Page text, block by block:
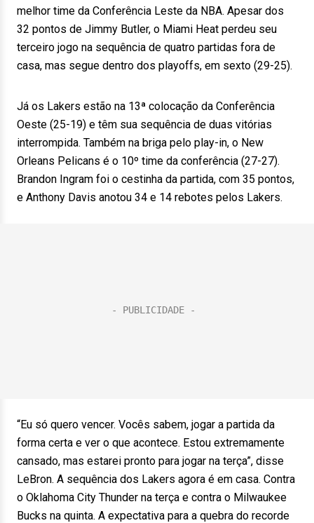
melhor time da Conferência Leste da NBA. Apesar dos
32 pontos de Jimmy Butler, o Miami Heat perdeu seu
terceiro jogo na sequência de quatro partidas fora de
casa, mas segue dentro dos playoffs, em sexto (29-25).
Já os Lakers estão na 13ª colocação da Conferência
Oeste (25-19) e têm sua sequência de duas vitórias
interrompida. Também na briga pelo play-in, o New
Orleans Pelicans é o 10º time da conferência (27-27).
Brandon Ingram foi o cestinha da partida, com 35 pontos,
e Anthony Davis anotou 34 e 14 rebotes pelos Lakers.
“Eu só quero vencer. Vocês sabem, jogar a partida da
forma certa e ver o que acontece. Estou extremamente
cansado, mas estarei pronto para jogar na terça”, disse
LeBron. A sequência dos Lakers agora é em casa. Contra
o Oklahoma City Thunder na terça e contra o Milwaukee
Bucks na quinta. A expectativa para a quebra do recorde